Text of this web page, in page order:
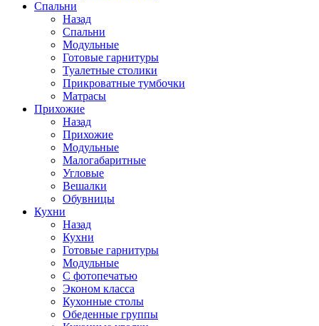
Спальни
Назад
Спальни
Модульные
Готовые гарнитуры
Туалетные столики
Прикроватные тумбочки
Матрасы
Прихожие
Назад
Прихожие
Модульные
Малогабаритные
Угловые
Вешалки
Обувницы
Кухни
Назад
Кухни
Готовые гарнитуры
Модульные
С фотопечатью
Эконом класса
Кухонные столы
Обеденные группы